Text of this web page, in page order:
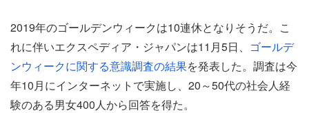
2019年のゴールデンウィークは10連休となりそうだ。こ
れに伴いエクスペディア・ジャパンは11月5日、 ゴールデ
ンウィークに関する意識調査の結果を発表した。調査は今
年10月にインターネットで実施し、20～50代の社会人経
験のある男女400人から回答を得た。